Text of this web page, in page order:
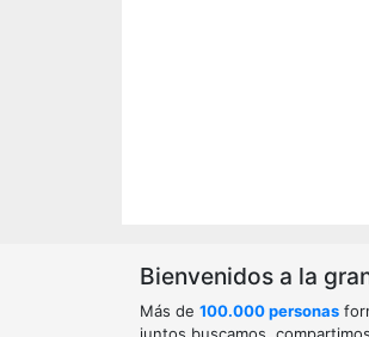
Bienvenidos a la
Más de 100.000 personas